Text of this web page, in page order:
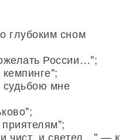
глубоким сном
России…";
мне
чист, и светел…" — к